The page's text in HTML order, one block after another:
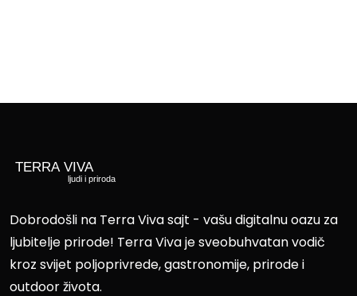
Dobrodošli na Terra Viva sajt - vašu digitalnu oazu za
ljubitelje prirode! Terra Viva je sveobuhvatan vodič
kroz svijet poljoprivrede, gastronomije, prirode i
outdoor života.